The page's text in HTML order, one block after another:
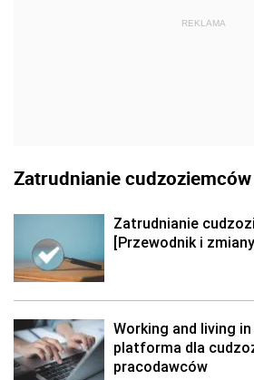
REKLAMA
Zatrudnianie cudzoziemców
Zatrudnianie
[Przewodnik i
Working and living
platforma dla
pracodawców